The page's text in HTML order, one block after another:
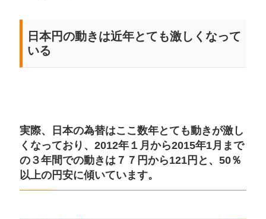
日本円の動きは近年とても激しくなって
いる
実際、日本の為替はここ数年とても動きが激し
くなっており、2012年１月から2015年1月まで
の３年間での動きは７７円から121円と、50％
以上の円安に傾いています。